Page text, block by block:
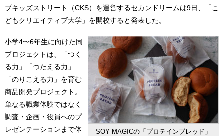
ブキッズストリート（CKS）を運営するセカンドリームは9日、「こ
どもクリエイティブ大学」を開校すると発表した。
SOY MAGICの「プロテインブレッド」
小学4〜6年生に向けた同
プロジェクトは、「つく
る力」「つたえる力」
「のりこえる力」を育む
商品開発プロジェクト。
単なる職業体験ではなく
調査・企画・役員へのプ
レゼンテーションまで体